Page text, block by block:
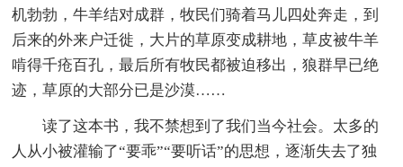
机勃勃，牛羊结对成群，牧民们骑着马儿四处奔走，到
后来的外来户迁徙，大片的草原变成耕地，草皮被牛羊
啃得千疮百孔，最后所有牧民都被迫移出，狼群早已绝
迹，草原的大部分已是沙漠……
读了这本书，我不禁想到了我们当今社会。太多的
人从小被灌输了“要乖”“要听话”的思想，逐渐失去了独